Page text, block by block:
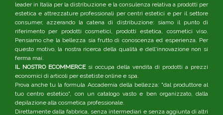
leader in Italia per la distribuzione e la consulenza relativa a prodotti per
estetica e attrezzature professionali per centri estetici e per il settore
consumer, azzerando la catena di distribuzione: siamo il punto di
riferimento per prodotti cosmetici, prodotti estetica, cosmetici viso.
Pensiamo che la bellezza sia frutto di conoscenza ed esperienza. Per
questo motivo, la nostra ricerca della qualità e dell'innovazione non si
ferma mai.
IL NOSTRO ECOMMERCEsi occupa della vendita di prodotti a prezzi
economici di articoli per estetiste online e spa.
Prova anche tu la formula Accademia della bellezza: "dal produttore al
tuo centro estetico", con un catalogo vasto e ben organizzato, dalla
depilazione alla cosmetica professionale.
Direttamente dalla fabbrica, senza intermediari e senza aggiunta di altri